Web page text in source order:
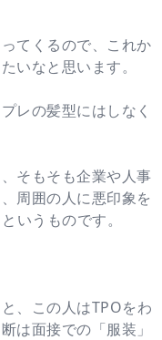
てくるので、これか
いなと思います。
レの髪型にはしなく
そもそも企業や人事
周囲の人に悪印象を
いうものです。
、この人はTPOをわ
は面接での「服装」